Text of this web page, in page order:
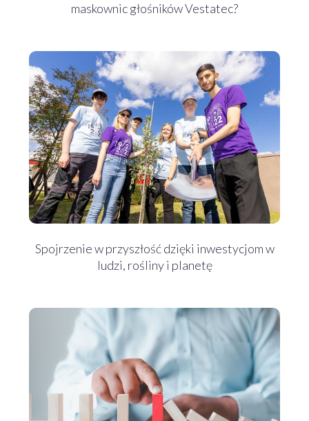
maskownic głośników Vestatec?
Spojrzenie w przyszłość dzięki inwestycjom w
ludzi, rośliny i planetę